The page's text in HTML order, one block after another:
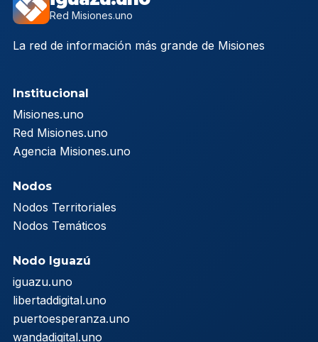
Red Misiones.uno
La red de información más grande de Misiones
Institucional
Misiones.uno
Red Misiones.uno
Agencia Misiones.uno
Nodos
Nodos Territoriales
Nodos Temáticos
Nodo Iguazú
iguazu.uno
libertaddigital.uno
puertoesperanza.uno
wandadigital.uno